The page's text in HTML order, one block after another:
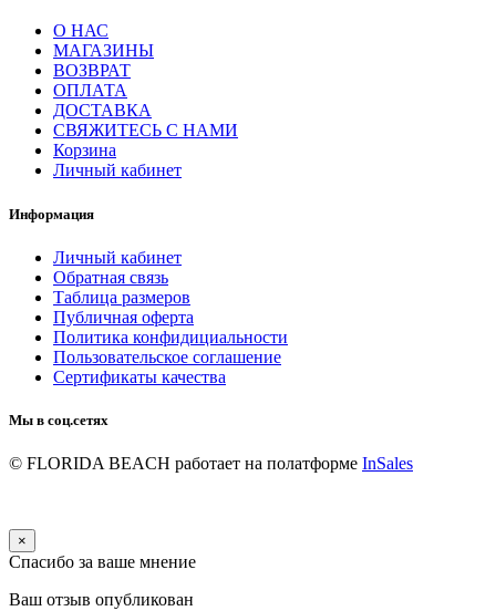
О НАС
МАГАЗИНЫ
ВОЗВРАТ
ОПЛАТА
ДОСТАВКА
СВЯЖИТЕСЬ С НАМИ
Корзина
Личный кабинет
Информация
Личный кабинет
Обратная связь
Таблица размеров
Публичная оферта
Политика конфидициальности
Пользовательское соглашение
Сертификаты качества
Мы в соц.сетях
© FLORIDA BEACH работает на полатформе InSales
×
Спасибо за ваше мнение
Ваш отзыв опубликован